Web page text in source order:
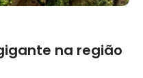
na região